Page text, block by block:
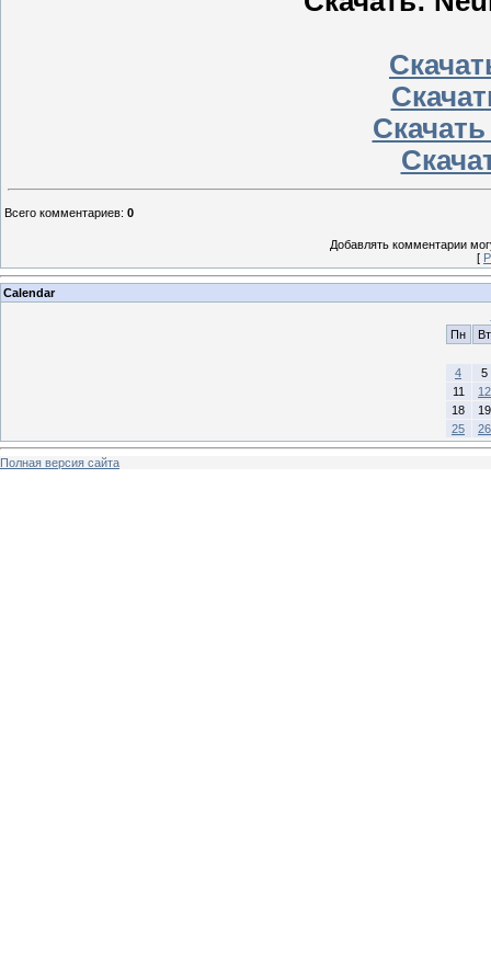
Всего комментариев: 0
Добавлять комментарии
[
Calendar
Пн
Вт
4
5
11
12
18
19
25
26
Полная версия сайта